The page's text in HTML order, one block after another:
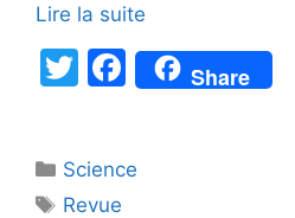
Lire la suite
T
er
F
a
e
Share
Catégories
Science
Étiquettes
Revue